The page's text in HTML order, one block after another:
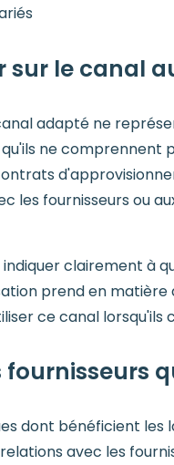
sur le canal
adapté ne
ne comprennent
les fournisseurs ou
clairement à
prend en matière
ce canal
fournisseurs
dont bénéficient les
avec les